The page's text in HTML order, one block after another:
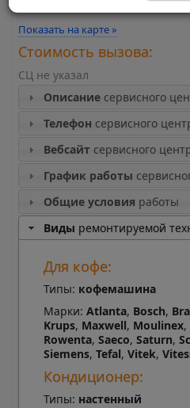
Показать на карте »
Стоимость вызова:
СЦ не указал
Описаниесервисного
Телефон сервисного
Вебсайтсервисного
График работы
Общие условия работы
Виды ремонтируемой
Для кофе:
Типы: кофемашина
Марки: Atlanta, Bosch,
Krups, Maxwell, Moulinex,
Rowenta, Saeco, Saturn,
Siemens, Tefal, Vitek,
Кондиционер:
Типы: настенный